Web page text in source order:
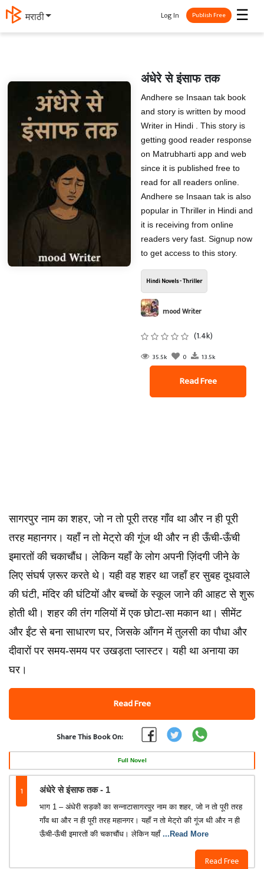
मराठी ☰
Log In Publish Free
अंधेरे से इंसाफ तक
Andhere se Insaan tak book
and story is written by mood
Writer in Hindi . This story is
getting good reader response
on Matrubharti app and web
since it is published free to
read for all readers online.
Andhere se Insaan tak is also
popular in Thriller in Hindi and
it is receiving from online
readers very fast. Signup now
to get access to this story.
Hindi Novels - Thriller
mood Writer
(1.4k)
35.5k 0 13.5k
Read Free
सागरपुर नाम का शहर, जो न तो पूरी तरह गाँव था और न ही पूरी
तरह महानगर। यहाँ न तो मेट्रो की गूंज थी और न ही ऊँची-ऊँची
इमारतों की चकाचौंध। लेकिन यहाँ के लोग अपनी ज़िंदगी जीने के
लिए संघर्ष ज़रूर करते थे। यही वह शहर था जहाँ हर सुबह दूधवाले
की घंटी, मंदिर की घंटियों और बच्चों के स्कूल जाने की आहट से शुरू
होती थी। शहर की तंग गलियों में एक छोटा-सा मकान था। सीमेंट
और ईंट से बना साधारण घर, जिसके आँगन में तुलसी का पौधा और
दीवारों पर समय-समय पर उखड़ता प्लास्टर। यही था अनाया का
घर।
Read Free
Share This Book On:
Full Novel
1 अंधेरे से इंसाफ तक - 1
Read Free
भाग 1 – अंधेरी सड़कों का सन्नाटासागरपुर नाम का शहर, जो न तो पूरी तरह
गाँव था और न ही पूरी तरह महानगर। यहाँ न तो मेट्रो की गूंज थी और न ही
ऊँची-ऊँची इमारतों की चकाचौंध। लेकिन यहाँ ...Read More